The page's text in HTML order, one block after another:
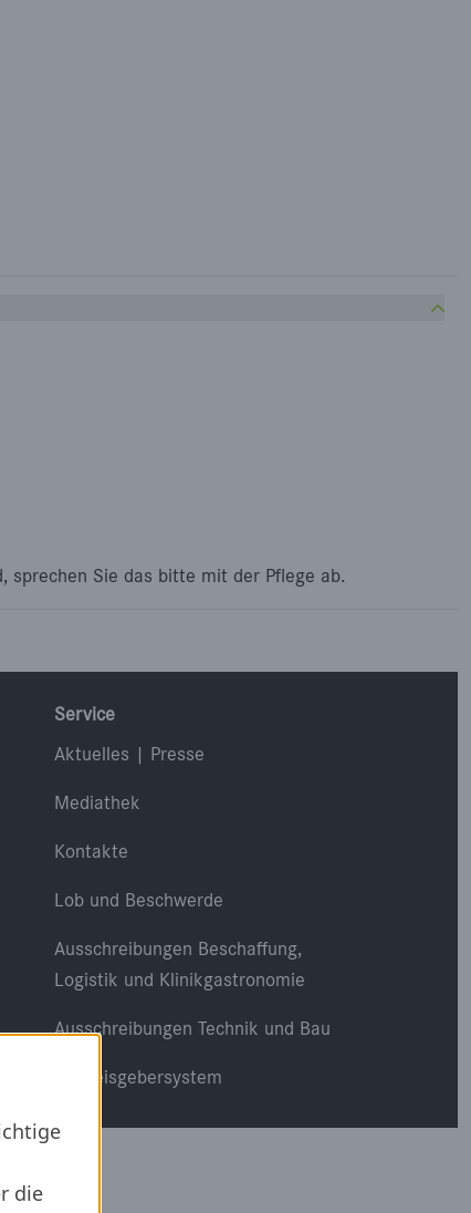
die
sprechen Sie das bitte mit der Pflege ab.
Service
Aktuelles | Presse
Mediathek
Kontakte
Lob und Beschwerde
Ausschreibungen Beschaffung,
Logistik und Klinikgastronomie
Ausschreibungen Technik und Bau
Hinweisgebersystem